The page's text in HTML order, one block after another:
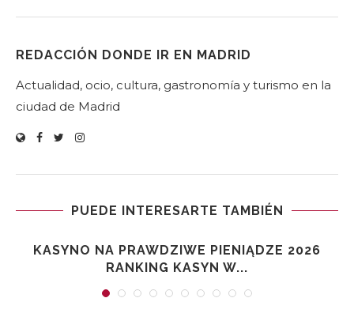
REDACCIÓN DONDE IR EN MADRID
Actualidad, ocio, cultura, gastronomía y turismo en la
ciudad de Madrid
PUEDE INTERESARTE TAMBIÉN
KASYNO NA PRAWDZIWE PIENIĄDZE 2026
RANKING KASYN W...